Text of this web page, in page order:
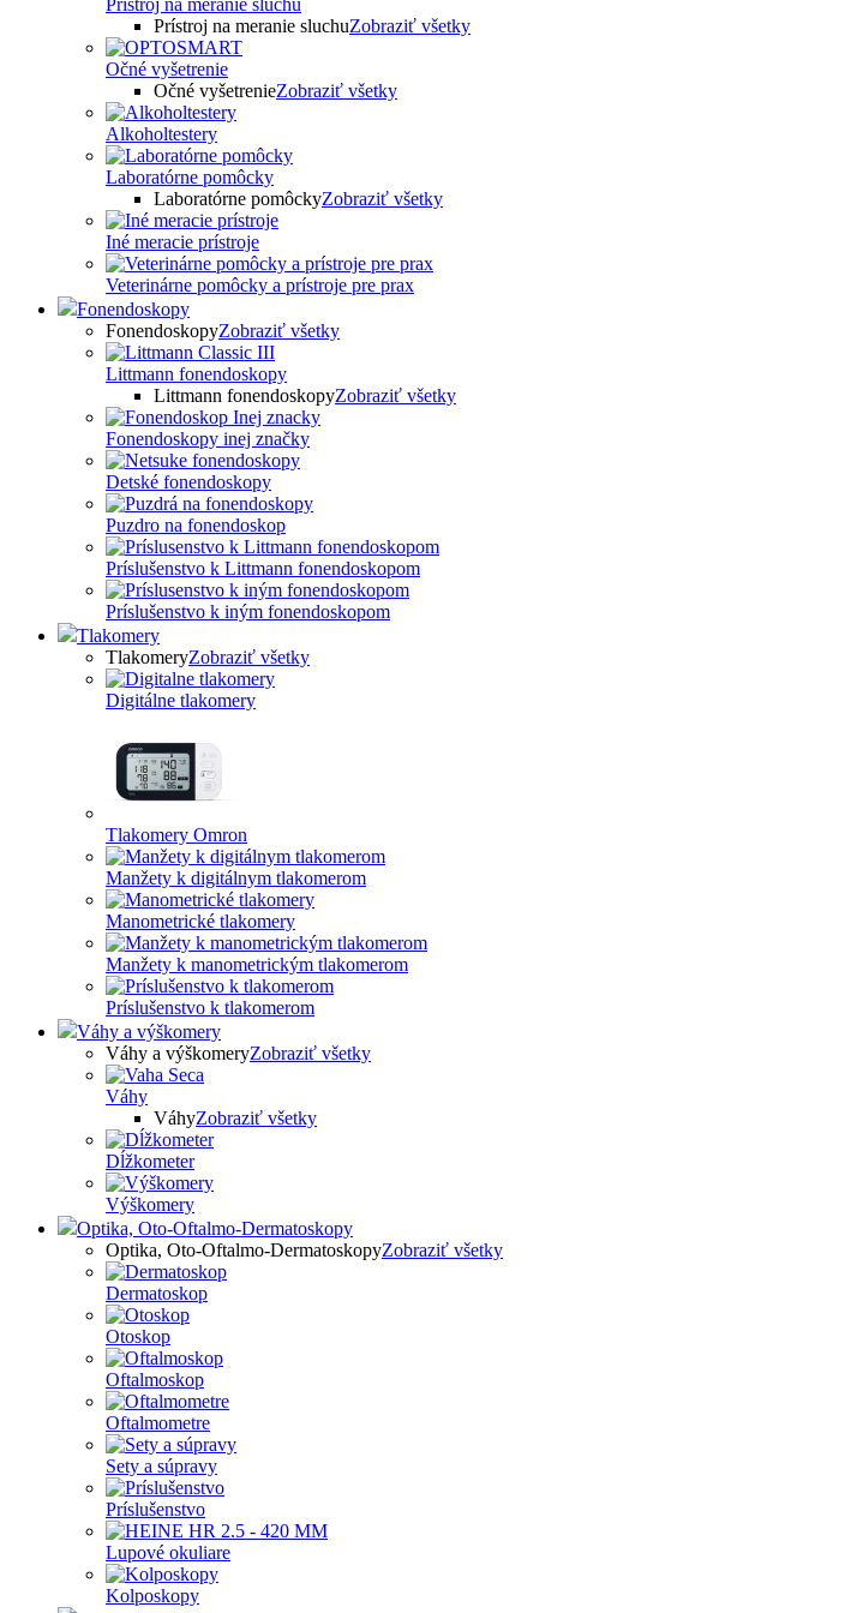
Prístroj na meranie sluchu
Prístroj na meranie sluchuZobraziť všetky
Očné vyšetrenie
Očné vyšetrenieZobraziť všetky
Alkoholtestery
Laboratórne pomôcky
Laboratórne pomôckyZobraziť všetky
Iné meracie prístroje
Veterinárne pomôcky a prístroje pre prax
Fonendoskopy
FonendoskopyZobraziť všetky
Littmann fonendoskopy
Littmann fonendoskopyZobraziť všetky
Fonendoskopy inej značky
Detské fonendoskopy
Puzdro na fonendoskop
Príslušenstvo k Littmann fonendoskopom
Príslušenstvo k iným fonendoskopom
Tlakomery
TlakomeryZobraziť všetky
Digitálne tlakomery
Tlakomery Omron
Manžety k digitálnym tlakomerom
Manometrické tlakomery
Manžety k manometrickým tlakomerom
Príslušenstvo k tlakomerom
Váhy a výškomery
Váhy a výškomeryZobraziť všetky
Váhy
VáhyZobraziť všetky
Dĺžkometer
Výškomery
Optika, Oto-Oftalmo-Dermatoskopy
Optika, Oto-Oftalmo-DermatoskopyZobraziť všetky
Dermatoskop
Otoskop
Oftalmoskop
Oftalmometre
Sety a súpravy
Príslušenstvo
Lupové okuliare
Kolposkopy